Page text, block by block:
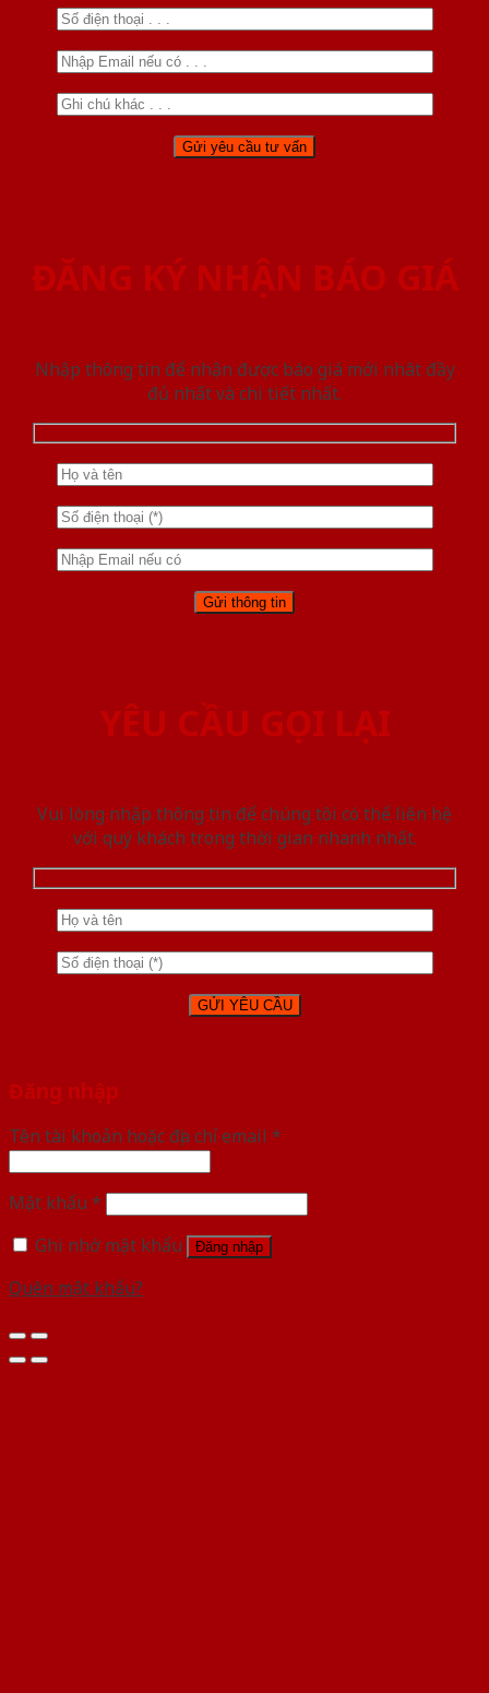
ĐĂNG KÝ NHẬN BÁO GIÁ
Nhập thông tin để nhận được báo giá mới nhât đầy
đủ nhất và chi tiết nhất.
YÊU CẦU GỌI LẠI
Vui lòng nhập thông tin để chúng tôi có thể liên hệ
với quý khách trong thời gian nhanh nhất.
Đăng nhập
Tên tài khoản hoặc địa chỉ email *
Mật khẩu *
Ghi nhớ mật khẩu
Đăng nhập
Quên mật khẩu?